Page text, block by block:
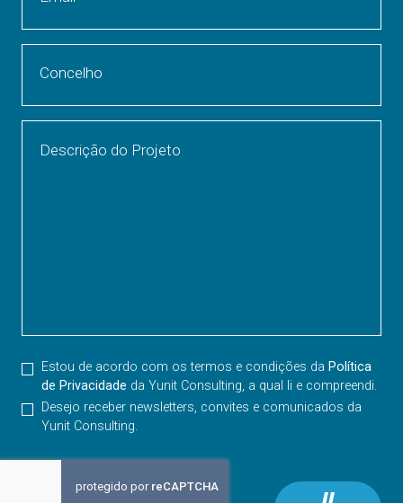
Concelho
Descrição do Projeto
Estou de acordo com os termos e condições daPolítica
de Privacidade da Yunit Consulting, a qual li e compreendi.
Desejo receber newsletters, convites e comunicados da
Yunit Consulting.